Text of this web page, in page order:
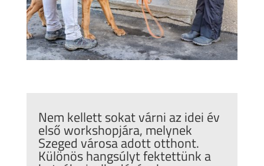
Nem kellett sokat várni az idei év
első workshopjára, melynek
Szeged városa adott otthont.
Különös hangsúlyt fektettünk a